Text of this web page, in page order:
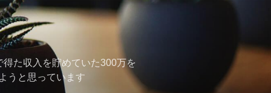
た収入を貯めていた300万を
うと思っています